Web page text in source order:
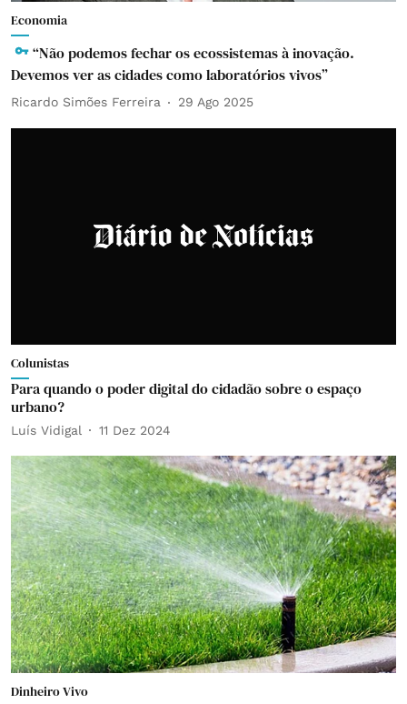
Economia
“Não podemos fechar os ecossistemas à inovação.
Devemos ver as cidades como laboratórios vivos”
Ricardo Simões Ferreira 29 Ago 2025
Colunistas
Para quando o poder digital do cidadão sobre o espaço
urbano?
Luís Vidigal 11 Dez 2024
Dinheiro Vivo